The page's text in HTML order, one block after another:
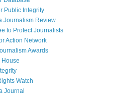
Public Integrity
Journalism Review
to Protect Journalists
Action Network
Awards
House
Watch
Journal